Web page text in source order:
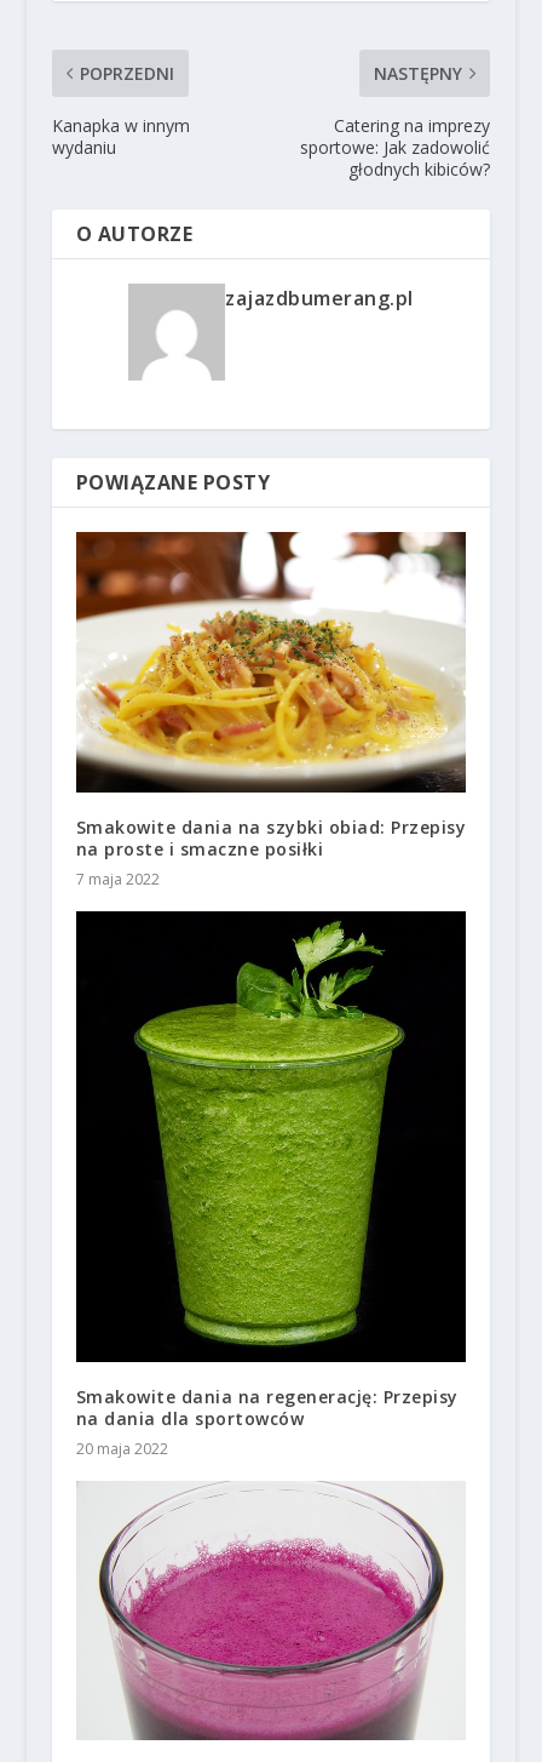
POPRZEDNI
Kanapka w innym
wydaniu
NASTĘPNY
Catering na imprezy
sportowe: Jak zadowolić
głodnych kibiców?
O AUTORZE
zajazdbumerang.pl
POWIĄZANE POSTY
Smakowite dania na szybki obiad: Przepisy
na proste i smaczne posiłki
7 maja 2022
Smakowite dania na regenerację: Przepisy
na dania dla sportowców
20 maja 2022